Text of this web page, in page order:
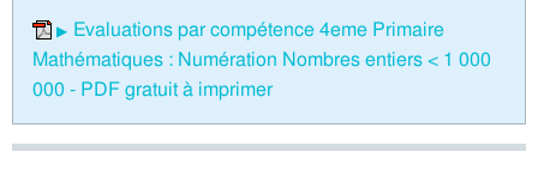
Evaluations par compétence 4eme Primaire
Mathématiques : Numération Nombres entiers < 1 000
000 - PDF gratuit à imprimer